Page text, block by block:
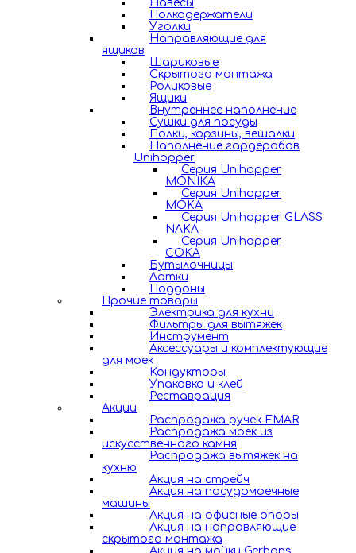
Навесы
Полкодержатели
Уголки
Направляющие для
ящиков
Шариковые
Скрытого монтажа
Роликовые
Ящики
Внутреннее наполнение
Сушки для посуды
Полки, корзины, вешалки
Наполнение гардеробов
Unihopper
Серия Unihopper
MONIKA
Серия Unihopper
MOKA
Серия Unihopper GLASS
NAKA
Серия Unihopper
COKA
Бутылочницы
Лотки
Поддоны
Прочие товары
Электрика для кухни
Фильтры для вытяжек
Инструмент
Аксессуары и комплектующие
для моек
Кондукторы
Упаковка и клей
Реставрация
Акции
Распродажа ручек EMAR
Распродажа моек из
искусственного камня
Распродажа вытяжек на
кухню
Акция на стрейч
Акция на посудомоечные
машины
Акция на офисные опоры
Акция на направляющие
скрытого монтажа